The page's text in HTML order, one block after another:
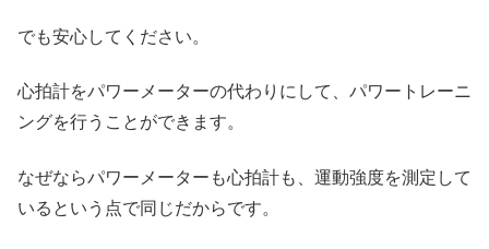
でも安心してください。
心拍計をパワーメーターの代わりにして、パワートレーニ
ングを行うことができます。
なぜならパワーメーターも心拍計も、運動強度を測定して
いるという点で同じだからです。